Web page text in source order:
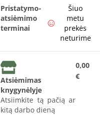
Pristatymo-
atsiėmimo
terminai
Šiuo
metu
prekės
neturime
Atsiėmimas
knygynėlyje
Atsiimkite tą pačią ar
kitą darbo dieną
0,00
€